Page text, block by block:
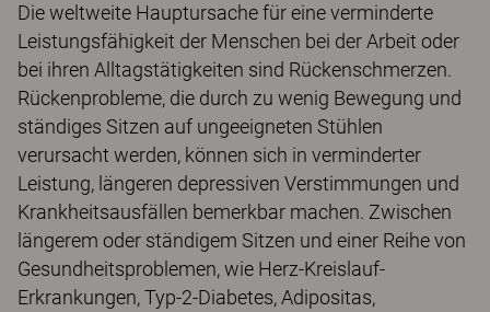
Die weltweite Hauptursache für eine verminderte
Leistungsfähigkeit der Menschen bei der Arbeit oder
bei ihren Alltagstätigkeiten sind Rückenschmerzen.
Rückenprobleme, die durch zu wenig Bewegung und
ständiges Sitzen auf ungeeigneten Stühlen
verursacht werden, können sich in verminderter
Leistung, längeren depressiven Verstimmungen und
Krankheitsausfällen bemerkbar machen. Zwischen
längerem oder ständigem Sitzen und einer Reihe von
Gesundheitsproblemen, wie Herz-Kreislauf-
Erkrankungen, Typ-2-Diabetes, Adipositas,